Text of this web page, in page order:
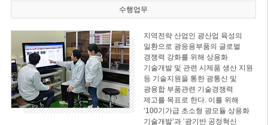
수행업무
지역전략 산업인 광산업 육성의
일환으로 광응용부품의 글로벌
경쟁력 강화를 위해 상용화
기술개발 및 관련 시제품 생산 지원
등 기술지원을 통한 광통신 및
광융합 부품관련 기술경쟁력
제고를 목표로 한다. 이를 위해
‘100기가급 초소형 광모듈 상용화
기술개발’과 ‘광기반 공정혁신